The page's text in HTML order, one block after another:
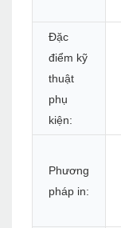
Đặc
điểm kỹ
thuật
phụ
kiện:
Phương
pháp in: